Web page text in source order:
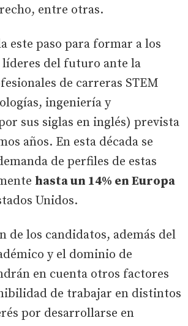
entre otras.
este paso para formar a los
líderes del futuro ante la
de carreras STEM
ingeniería y
sus siglas en inglés) prevista
años. En esta década se
de perfiles de estas
hasta un 14% en Europa
Unidos.
de los candidatos, además del
y el dominio de
en cuenta otros factores
de trabajar en distintos
por desarrollarse en